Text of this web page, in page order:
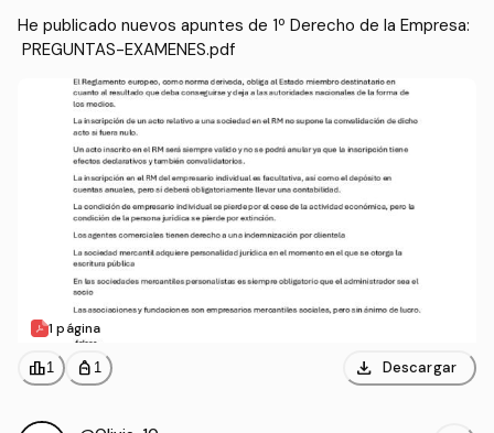
He publicado nuevos apuntes de 1º Derecho de la Empresa:
PREGUNTAS-EXAMENES.pdf
1 página
leaderboard1 personal_bag 1 download Descargar